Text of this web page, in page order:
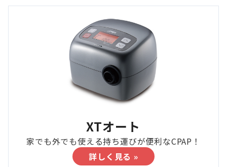
XTオート
家でも外でも使える持ち運びが便利なCPAP！
詳しく見る »